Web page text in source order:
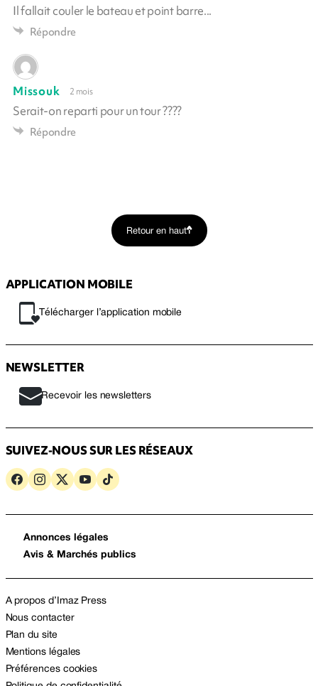
Il fallait couler le bateau et point barre...
Répondre
Missouk 2 mois
Serait-on reparti pour un tour ????
Répondre
Retour en haut
APPLICATION MOBILE
Télécharger l’application mobile
NEWSLETTER
Recevoir les newsletters
SUIVEZ-NOUS SUR LES RÉSEAUX
Annonces légales
Avis & Marchés publics
A propos d’Imaz Press
Nous contacter
Plan du site
Mentions légales
Préférences cookies